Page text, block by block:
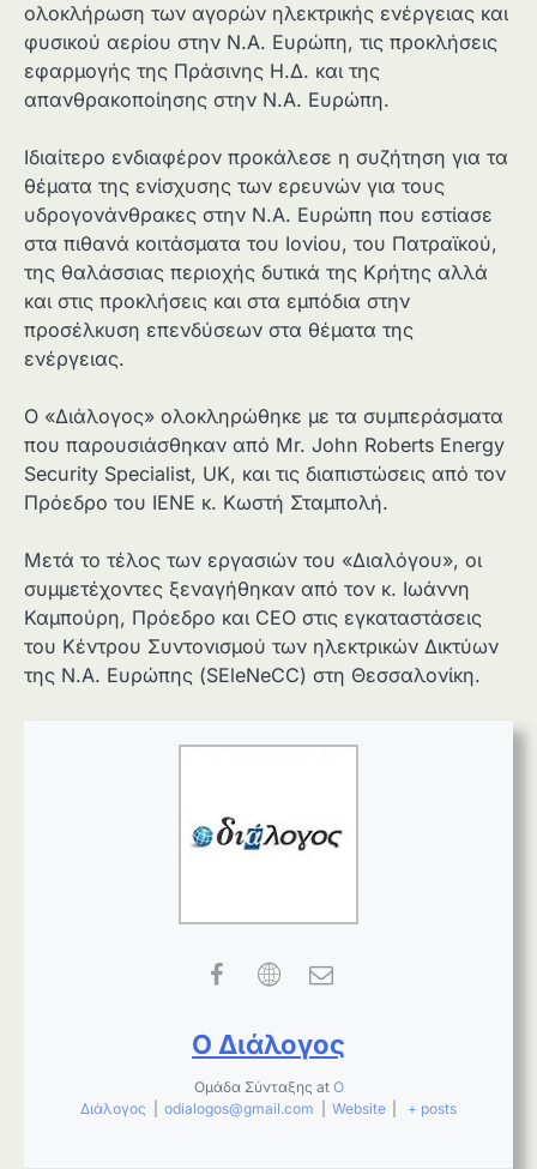
ολοκλήρωση των αγορών ηλεκτρικής ενέργειας και
φυσικού αερίου στην Ν.Α. Ευρώπη, τις προκλήσεις
εφαρμογής της Πράσινης Η.Δ. και της
απανθρακοποίησης στην Ν.Α. Ευρώπη.
Ιδιαίτερο ενδιαφέρον προκάλεσε η συζήτηση για τα
θέματα της ενίσχυσης των ερευνών για τους
υδρογονάνθρακες στην Ν.Α. Ευρώπη που εστίασε
στα πιθανά κοιτάσματα του Ιονίου, του Πατραϊκού,
της θαλάσσιας περιοχής δυτικά της Κρήτης αλλά
και στις προκλήσεις και στα εμπόδια στην
προσέλκυση επενδύσεων στα θέματα της
ενέργειας.
Ο «Διάλογος» ολοκληρώθηκε με τα συμπεράσματα
που παρουσιάσθηκαν από Mr. John Roberts Energy
Security Specialist, UK, και τις διαπιστώσεις από τον
Πρόεδρο του ΙΕΝΕ κ. Κωστή Σταμπολή.
Μετά το τέλος των εργασιών του «Διαλόγου», οι
συμμετέχοντες ξεναγήθηκαν από τον κ. Ιωάννη
Καμπούρη, Πρόεδρο και CEO στις εγκαταστάσεις
του Κέντρου Συντονισμού των ηλεκτρικών Δικτύων
της Ν.Α. Ευρώπης (SEleNeCC) στη Θεσσαλονίκη.
Ο Διάλογος
Ομάδα Σύνταξης at Ο
Διάλογος
odialogos@gmail.com Website + posts